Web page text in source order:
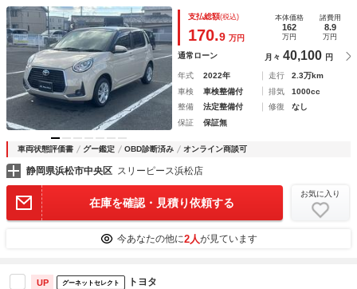
ンスソナー 衝突被害軽減システム オートマチックハイビー
ム オートライト ＬＥＤヘッドランプ スマートキー
支払総額(税込)
170.9 万円
本体価格
162
万円
諸費用
8.9
万円
通常ローン 月々 40,100 円
年式 2022年 走行
2.3万km
車検
車検整備付 排気
1000cc
整備
法定整備付 修復
なし
保証
保証無
車両状態評価書 グー鑑定 OBD診断済み オンライン商談可
静岡県浜松市中央区 スリーピース浜松店
在庫を確認・見積り依頼する
お気に入り
今あなたの他に2人が見ています
UP グーネットセレクト トヨタ